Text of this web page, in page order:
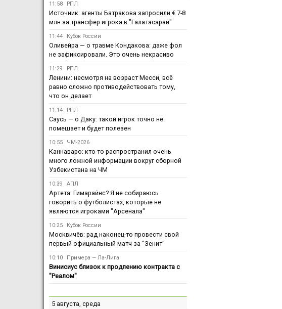
11:58 РПЛ
Источник: агенты Батракова запросили € 7-8
млн за трансфер игрока в "Галатасарай"
11:44 Кубок России
Оливейра — о травме Кондакова: даже фол
не зафиксировали. Это очень некрасиво
11:29 РПЛ
Ленини: несмотря на возраст Месси, всё
равно сложно противодействовать тому,
что он делает
11:14 РПЛ
Саусь — о Даку: такой игрок точно не
помешает и будет полезен
10:55 ЧМ-2026
Каннаваро: кто-то распространил очень
много ложной информации вокруг сборной
Узбекистана на ЧМ
10:39 АПЛ
Артета: Гимарайнс? Я не собираюсь
говорить о футболистах, которые не
являются игроками "Арсенала"
10:25 Кубок России
Москвичёв: рад наконец-то провести свой
первый официальный матч за "Зенит"
10:10 Примера — Ла-Лига
Винисиус близок к продлению контракта с
"Реалом"
5 августа, среда